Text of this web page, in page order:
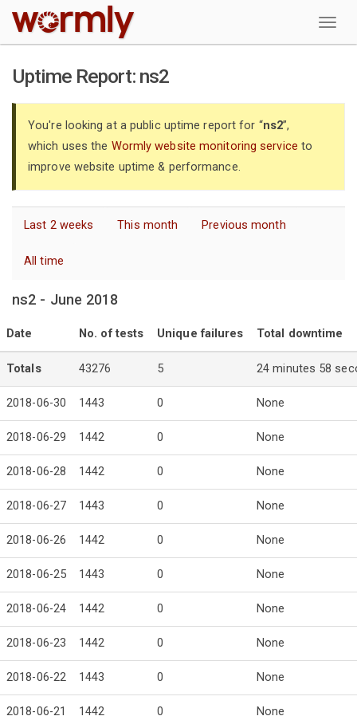
W
Uptime Report: ns2
You're looking at a public uptime report for “ns2”,
which uses the Wormly website monitoring service to
improve website uptime & performance.
Last 2 weeks This month Previous month
All time
ns2 - June 2018
Date No. of tests Unique failures Total downtime
Totals 43276 5 24 minutes 58
2018-06-30 1443 0 None
2018-06-29 1442 0 None
2018-06-28 1442 0 None
2018-06-27 1443 0 None
2018-06-26 1442 0 None
2018-06-25 1443 0 None
2018-06-24 1442 0 None
2018-06-23 1442 0 None
2018-06-22 1443 0 None
2018-06-21 1442 0 None